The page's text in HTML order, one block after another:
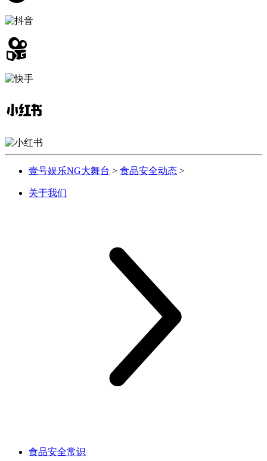
壹号娱乐NG大舞台 > 食品安全动态 >
关于我们
食品安全常识